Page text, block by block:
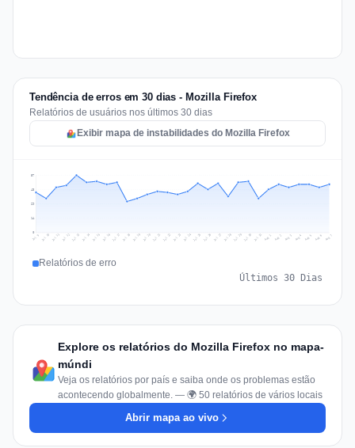
Tendência de erros em 30 dias - Mozilla Firefox
Relatórios de usuários nos últimos 30 dias
Exibir mapa de instabilidades do Mozilla Firefox
14
29
43
57
Jul 9 Jul 10 Jul 11 Jul 12 Jul 13 Jul 14 Jul 15 Jul 16 Jul 17 Jul 18 Jul 19 Jul 20 Jul 21 Jul 22 Jul 23 Jul 24 Jul 25 Jul 26 Jul 27 Jul 28 Jul 29 Jul 30 Jul 31 Aug 1 Aug 2 Aug 3 Aug 4 Aug 5 Aug 6 Aug 7
Relatórios de erro
Últimos 30 Dias
Explore os relatórios do Mozilla Firefox no mapa-
múndi
Veja os relatórios por país e saiba onde os problemas estão
acontecendo globalmente. — 🌍 50 relatórios de vários locais
Abrir mapa ao vivo